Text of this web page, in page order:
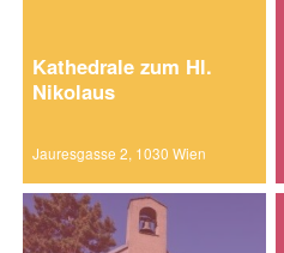
Kathedrale zum Hl.
Nikolaus
Jauresgasse 2, 1030 Wien